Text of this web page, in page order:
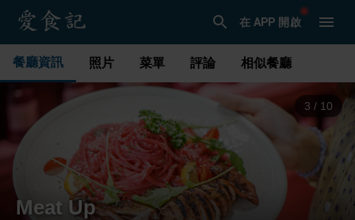
在 APP 開啟
餐廳資訊 照片 菜單 評論 相似餐廳
3 / 10
Meat Up